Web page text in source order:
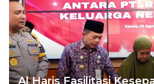
Al Haris Fasilitasi